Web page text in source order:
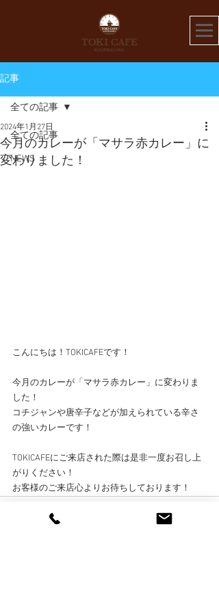
記事
全ての記事
NEWS
全ての記事
今月のカレーが「マサラ赤カレー」に
変わりました！
2024年1月27日
こんにちは！TOKICAFEです！
今月のカレーが「マサラ赤カレー」に変わりま
した！
コチジャンや唐辛子などが加えられている辛さ
の強いカレーです！
TOKICAFEにご来店された際は是非一度お召し上
がりください！
お客様のご来店心よりお待ちしております！